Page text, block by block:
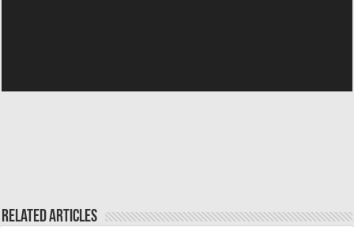
Related Articles